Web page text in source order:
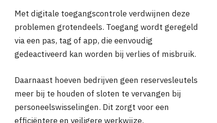
Met digitale toegangscontrole verdwijnen deze
problemen grotendeels. Toegang wordt geregeld
via een pas, tag of app, die eenvoudig
gedeactiveerd kan worden bij verlies of misbruik.
Daarnaast hoeven bedrijven geen reservesleutels
meer bij te houden of sloten te vervangen bij
personeelswisselingen. Dit zorgt voor een
efficiëntere en veiligere werkwijze.